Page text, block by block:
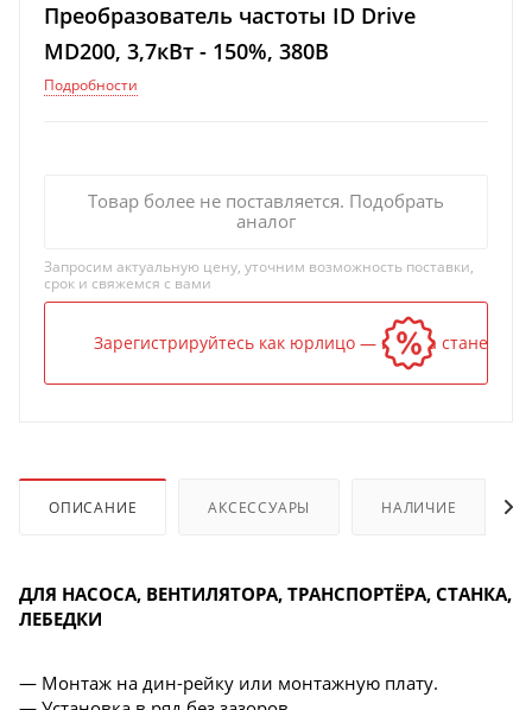
Преобразователь частоты ID Drive
MD200, 3,7кВт - 150%, 380В
Подробности
Товар более не поставляется. Подобрать
аналог
Запросим актуальную цену, уточним возможность поставки,
срок и свяжемся с вами
Зарегистрируйтесь как юрлицо — и цена станет
ОПИСАНИЕ АКСЕССУАРЫ НАЛИЧИЕ
ДЛЯ НАСОСА, ВЕНТИЛЯТОРА, ТРАНСПОРТЁРА, СТАНКА,
ЛЕБЕДКИ
— Монтаж на дин-рейку или монтажную плату.